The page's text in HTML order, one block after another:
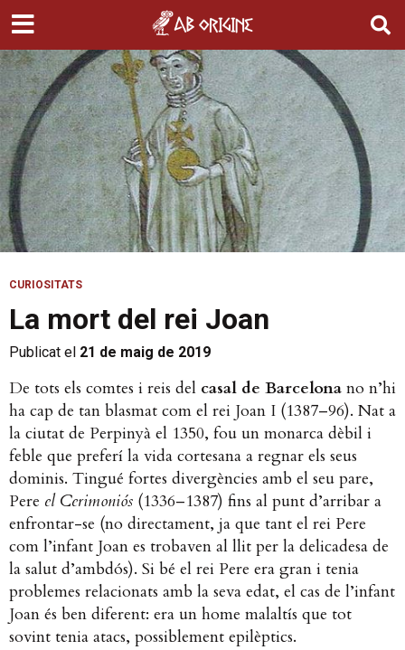
CURIOSITATS
La mort del rei Joan
Publicat el 21 de maig de 2019
De tots els comtes i reis del casal de Barcelona no n’hi
ha cap de tan blasmat com el rei Joan I (1387–96). Nat a
la ciutat de Perpinyà el 1350, fou un monarca dèbil i
feble que preferí la vida cortesana a regnar els seus
dominis. Tingué fortes divergències amb el seu pare,
Pere el Cerimoniós (1336–1387) fins al punt d’arribar a
enfrontar-se (no directament, ja que tant el rei Pere
com l’infant Joan es trobaven al llit per la delicadesa de
la salut d’ambdós). Si bé el rei Pere era gran i tenia
problemes relacionats amb la seva edat, el cas de l’infant
Joan és ben diferent: era un home malaltís que tot
sovint tenia atacs, possiblement epilèptics.